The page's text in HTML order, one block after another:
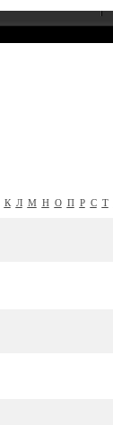
К Л М Н О П Р С Т